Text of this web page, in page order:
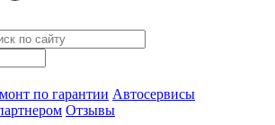
по гарантии Автосервисы
Отзывы